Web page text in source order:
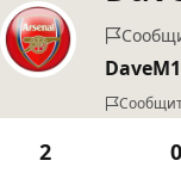
2 0